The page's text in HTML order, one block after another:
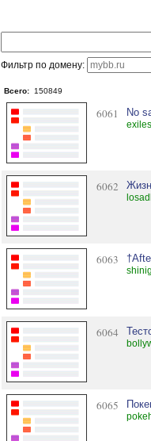
Фильтр по домену:
Всего: 150849
6061 No
6062
6063
6064
6065